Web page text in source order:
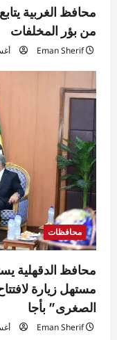
من بؤر المخلفات
Eman Sherif
محافظات
محافظ الدقهلية
مستهل زيارة
الصغرى” بأجا
Eman Sherif